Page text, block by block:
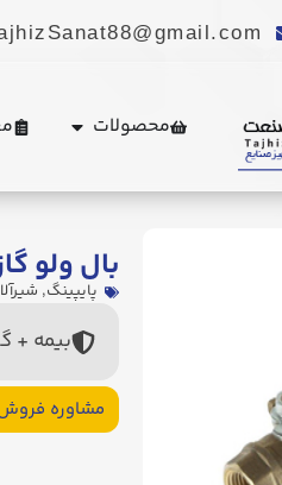
محصولات
بال ولو
پایپینگ,
بیمه +
مشاوره